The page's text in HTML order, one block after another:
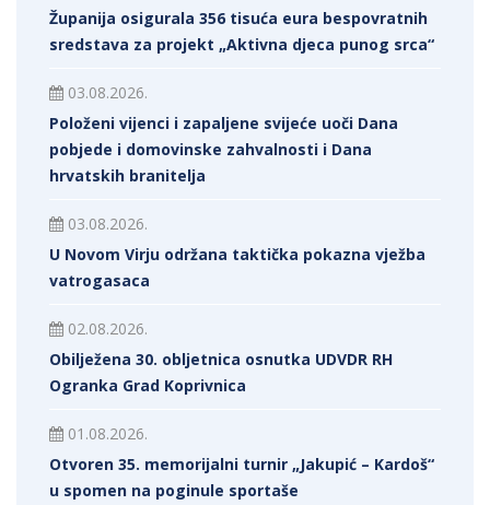
Županija osigurala 356 tisuća eura bespovratnih
sredstava za projekt „Aktivna djeca punog srca“
03.08.2026.
Položeni vijenci i zapaljene svijeće uoči Dana
pobjede i domovinske zahvalnosti i Dana
hrvatskih branitelja
03.08.2026.
U Novom Virju održana taktička pokazna vježba
vatrogasaca
02.08.2026.
Obilježena 30. obljetnica osnutka UDVDR RH
Ogranka Grad Koprivnica
01.08.2026.
Otvoren 35. memorijalni turnir „Jakupić – Kardoš“
u spomen na poginule sportaše